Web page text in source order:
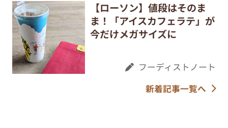
【ローソン】値段はそのま
ま！「アイスカフェラテ」が
今だけメガサイズに
フーディストノート
新着記事一覧へ